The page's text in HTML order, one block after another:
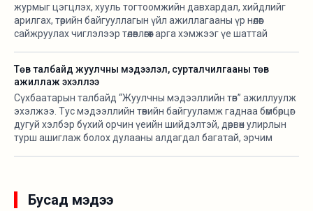
журмыг цэгцлэх, хууль тогтоомжийн давхардал, хийдлийг
арилгах, төрийн байгууллагын үйл ажиллагааны үр нөлөөг
сайжруулах чиглэлээр төлөвлөгөөт арга хэмжээг үе шаттай
Төв талбайд жуулчны мэдээлэл, сурталчилгааны төв
ажиллаж эхэллээ
Сүхбаатарын талбайд “Жуулчны мэдээллийн төв” ажиллуулж
эхэлжээ. Тус мэдээллийн төвийн байгууламж гаднаа бөмбөрцөг
дугуй хэлбэр бүхий орчин үеийн шийдэлтэй, дөрвөн улирлын
турш ашиглаж болох дулааны алдагдал багатай, эрчим
байна.
Бусад мэдээ